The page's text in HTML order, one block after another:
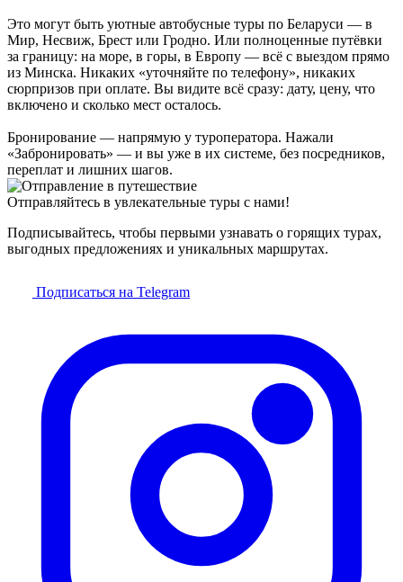
Это могут быть уютные автобусные туры по Беларуси — в
Мир, Несвиж, Брест или Гродно. Или полноценные путёвки
за границу: на море, в горы, в Европу — всё с выездом прямо
из Минска. Никаких «уточняйте по телефону», никаких
сюрпризов при оплате. Вы видите всё сразу: дату, цену, что
включено и сколько мест осталось.
Бронирование — напрямую у туроператора. Нажали
«Забронировать» — и вы уже в их системе, без посредников,
переплат и лишних шагов.
Отправляйтесь в увлекательные туры с нами!
Подписывайтесь, чтобы первыми узнавать о горящих турах,
выгодных предложениях и уникальных маршрутах.
Подписаться на Telegram